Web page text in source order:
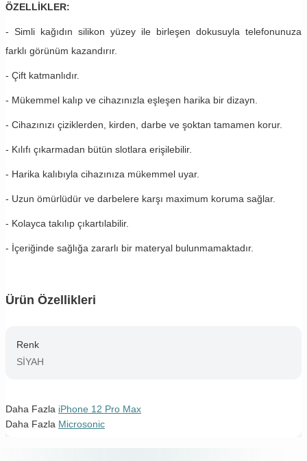
ÖZELLİKLER:
- Simli kağıdın silikon yüzey ile birleşen dokusuyla telefonunuza
farklı görünüm kazandırır.
- Çift katmanlıdır.
- Mükemmel kalıp ve cihazınızla eşleşen harika bir dizayn.
- Cihazınızı çiziklerden, kirden, darbe ve şoktan tamamen korur.
- Kılıfı çıkarmadan bütün slotlara erişilebilir.
- Harika kalıbıyla cihazınıza mükemmel uyar.
- Uzun ömürlüdür ve darbelere karşı maximum koruma sağlar.
- Kolayca takılıp çıkartılabilir.
- İçeriğinde sağlığa zararlı bir materyal bulunmamaktadır.
Ürün Özellikleri
Renk
SİYAH
Daha Fazla iPhone 12 Pro Max
Daha Fazla Microsonic